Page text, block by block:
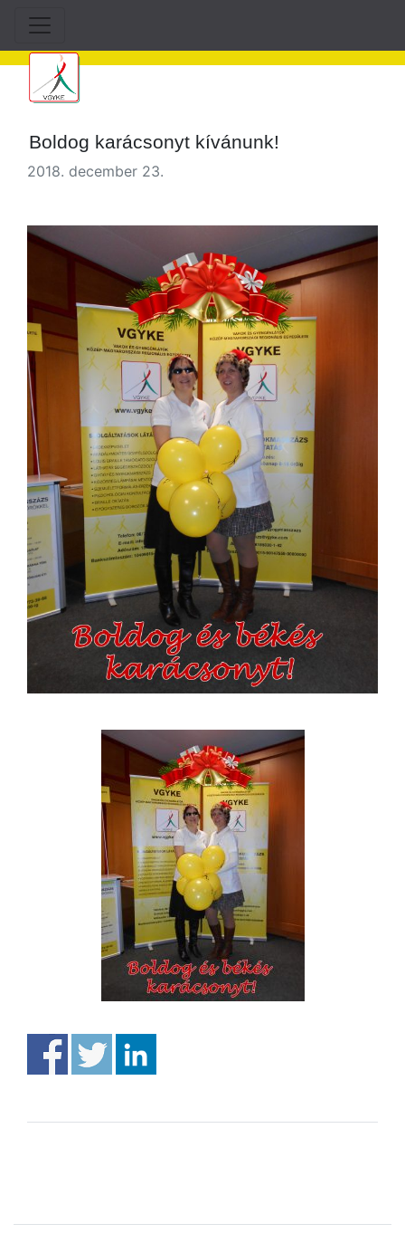
Boldog karácsonyt kívánunk!
2018. december 23.